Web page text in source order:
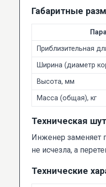
Габаритные
Приблизительная
Ширина (диаметр
Высота, мм
Масса (общая), кг
Техническая
Инженер заменяет
не исчезла, а
Технические